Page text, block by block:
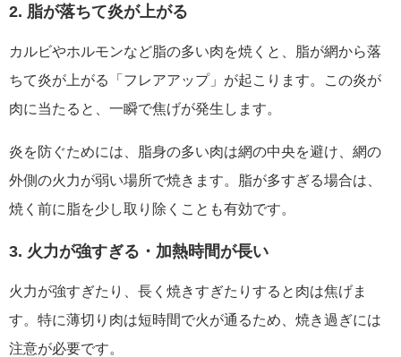
2. 脂が落ちて炎が上がる
カルビやホルモンなど脂の多い肉を焼くと、脂が網から落
ちて炎が上がる「フレアアップ」が起こります。この炎が
肉に当たると、一瞬で焦げが発生します。
炎を防ぐためには、脂身の多い肉は網の中央を避け、網の
外側の火力が弱い場所で焼きます。脂が多すぎる場合は、
焼く前に脂を少し取り除くことも有効です。
3. 火力が強すぎる・加熱時間が長い
火力が強すぎたり、長く焼きすぎたりすると肉は焦げま
す。特に薄切り肉は短時間で火が通るため、焼き過ぎには
注意が必要です。